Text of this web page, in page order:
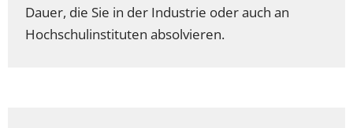
Dauer, die Sie in der Industrie oder auch an
Hochschulinstituten absolvieren.